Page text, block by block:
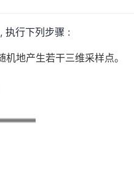
, 执行下列步骤 :
地产生若干三维采样点。